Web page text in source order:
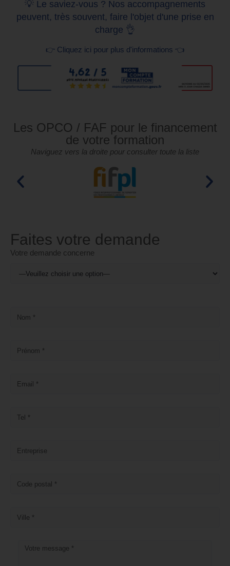
💡 Le saviez-vous ? Nos accompagnements
peuvent, très souvent, faire l'objet d'une prise en
charge 👌
👉 Cliquez ici pour plus d'informations 👈
Les OPCO / FAF pour le financement
de votre formation
Naviguez vers la droite pour consulter toute la liste
Faites votre demande
Votre demande concerne